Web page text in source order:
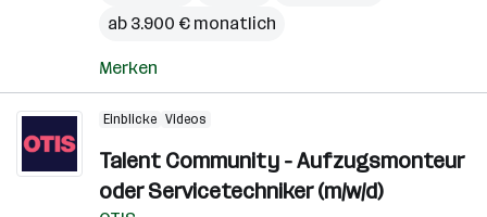
ab 3.900 € monatlich
Merken
Einblicke Videos
Talent Community - Aufzugsmonteur
oder Servicetechniker (m/w/d)